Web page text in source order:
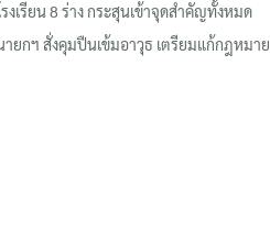
รงเรียน 8 ร่าง กระสุนเข้าจุดสำคัญทั้งหมด
ายกฯ สั่งคุมปืนเข้มอาวุธ เตรียมแก้กฎหมาย